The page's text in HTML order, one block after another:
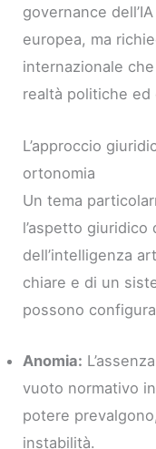
governance
europea, ma
internazionale
realtà politiche ed
L’approccio
ortonomia
Un tema
l’aspetto giuridico
dell’intelligenza
chiare e di un
possono
Anomia:
vuoto normativo
potere
instabilità.